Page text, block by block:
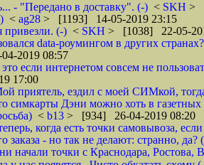
- "Передано в доставку". (-) < SKH >
< ag28 > [1193] 14-05-2019 23:15
привезли. (-) < SKH > [1038] 22-05-
data-роумингом в других
2019 08:57
если интернетом совсем не
17:00
приятель, ездил с моей СИМкой,
симкарты Дэни можно хоть в газетных
< b13 > [934] 26-04-2019 08:20
когда есть точки самовывоза,
заказа - но так не делают: странно, да?
начали точки с Краснодара,